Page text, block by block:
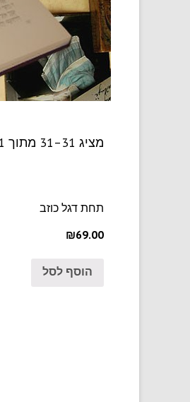
מציג 31–31 מתוך 31 תוצאות
תחת דגל כוזב
₪69.00
הוסף לסל